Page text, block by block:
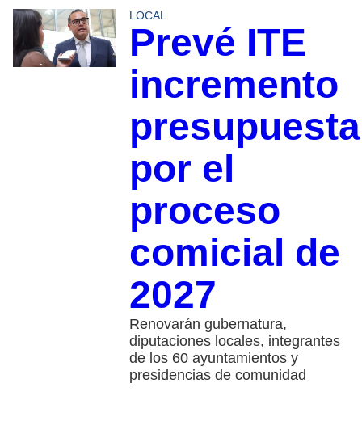
LOCAL
Prevé ITE
incremento
por el
proceso
comicial de
2027
Renovarán gubernatura,
diputaciones locales, integrantes
de los 60 ayuntamientos y
presidencias de comunidad